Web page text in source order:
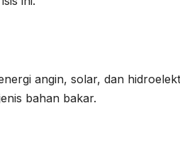
angin, solar, dan
bahan bakar.